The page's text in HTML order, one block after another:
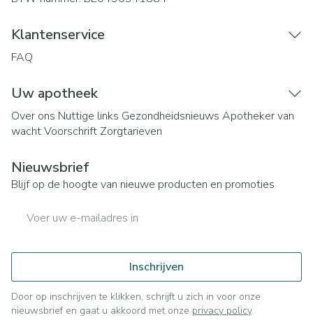
Klantenservice
FAQ
Uw apotheek
Over ons Nuttige links Gezondheidsnieuws Apotheker van
wachtVoorschrift Zorgtarieven
Nieuwsbrief
Blijf op de hoogte van nieuwe producten en promoties
Inschrijven
Door op inschrijven te klikken, schrijft u zich in voor onze
nieuwsbrief en gaat u akkoord met onze privacy policy.